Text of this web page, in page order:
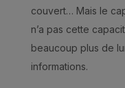
couvert… Mais le
n’a pas cette
beaucoup plus de
informations.